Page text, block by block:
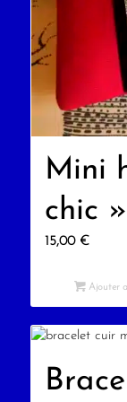
Mini
chic »
15,00 €
Ajouter